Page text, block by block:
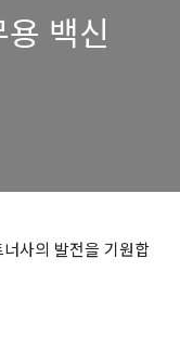
백신
사의 발전을 기원합